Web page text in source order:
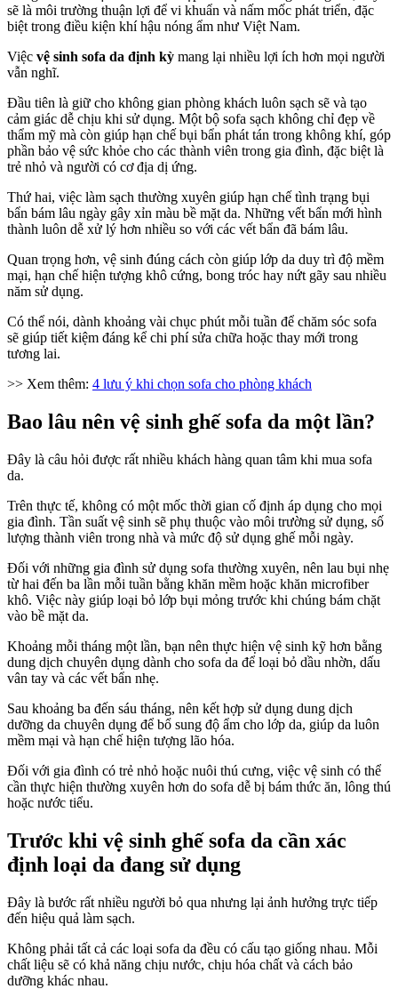
sẽ là môi trường thuận lợi để vi khuẩn và nấm mốc phát triển, đặc
biệt trong điều kiện khí hậu nóng ẩm như Việt Nam.
Việc vệ sinh sofa da định kỳ mang lại nhiều lợi ích hơn mọi người
vẫn nghĩ.
Đầu tiên là giữ cho không gian phòng khách luôn sạch sẽ và tạo
cảm giác dễ chịu khi sử dụng. Một bộ sofa sạch không chỉ đẹp về
thẩm mỹ mà còn giúp hạn chế bụi bẩn phát tán trong không khí, góp
phần bảo vệ sức khỏe cho các thành viên trong gia đình, đặc biệt là
trẻ nhỏ và người có cơ địa dị ứng.
Thứ hai, việc làm sạch thường xuyên giúp hạn chế tình trạng bụi
bẩn bám lâu ngày gây xỉn màu bề mặt da. Những vết bẩn mới hình
thành luôn dễ xử lý hơn nhiều so với các vết bẩn đã bám lâu.
Quan trọng hơn, vệ sinh đúng cách còn giúp lớp da duy trì độ mềm
mại, hạn chế hiện tượng khô cứng, bong tróc hay nứt gãy sau nhiều
năm sử dụng.
Có thể nói, dành khoảng vài chục phút mỗi tuần để chăm sóc sofa
sẽ giúp tiết kiệm đáng kể chi phí sửa chữa hoặc thay mới trong
tương lai.
>> Xem thêm: 4 lưu ý khi chọn sofa cho phòng khách
Bao lâu nên vệ sinh ghế sofa da một lần?
Đây là câu hỏi được rất nhiều khách hàng quan tâm khi mua sofa
da.
Trên thực tế, không có một mốc thời gian cố định áp dụng cho mọi
gia đình. Tần suất vệ sinh sẽ phụ thuộc vào môi trường sử dụng, số
lượng thành viên trong nhà và mức độ sử dụng ghế mỗi ngày.
Đối với những gia đình sử dụng sofa thường xuyên, nên lau bụi nhẹ
từ hai đến ba lần mỗi tuần bằng khăn mềm hoặc khăn microfiber
khô. Việc này giúp loại bỏ lớp bụi mỏng trước khi chúng bám chặt
vào bề mặt da.
Khoảng mỗi tháng một lần, bạn nên thực hiện vệ sinh kỹ hơn bằng
dung dịch chuyên dụng dành cho sofa da để loại bỏ dầu nhờn, dấu
vân tay và các vết bẩn nhẹ.
Sau khoảng ba đến sáu tháng, nên kết hợp sử dụng dung dịch
dưỡng da chuyên dụng để bổ sung độ ẩm cho lớp da, giúp da luôn
mềm mại và hạn chế hiện tượng lão hóa.
Đối với gia đình có trẻ nhỏ hoặc nuôi thú cưng, việc vệ sinh có thể
cần thực hiện thường xuyên hơn do sofa dễ bị bám thức ăn, lông thú
hoặc nước tiểu.
Trước khi vệ sinh ghế sofa da cần xác
định loại da đang sử dụng
Đây là bước rất nhiều người bỏ qua nhưng lại ảnh hưởng trực tiếp
đến hiệu quả làm sạch.
Không phải tất cả các loại sofa da đều có cấu tạo giống nhau. Mỗi
chất liệu sẽ có khả năng chịu nước, chịu hóa chất và cách bảo
dưỡng khác nhau.